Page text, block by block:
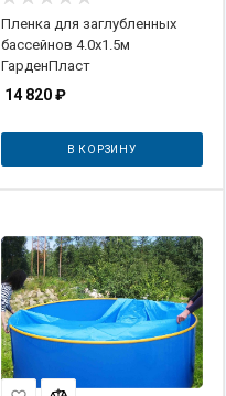
Пленка для заглубленных
бассейнов 4.0х1.5м
ГарденПласт
14 820₽
В КОРЗИНУ